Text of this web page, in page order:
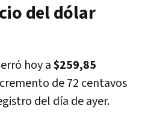
del dólar
hoy a$259,85
de 72 centavos
del día de ayer.